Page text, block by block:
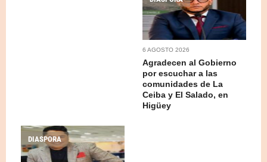
6 AGOSTO 2026
Agradecen al Gobierno
por escuchar a las
comunidades de La
Ceiba y El Salado, en
Higüey
DIASPORA